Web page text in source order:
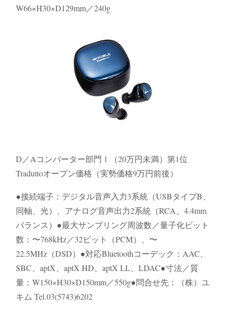
W66×H30×D129mm／240g
D／Aコンバーター部門Ⅰ（20万円未満）第1位
Traduttoオープン価格（実勢価格9万円前後）
●接続端子：デジタル音声入力3系統（USBタイプB、
同軸、光）、アナログ音声出力2系統（RCA、4.4mm
バランス）●最大サンプリング周波数／量子化ビット
数：〜768kHz／32ビット（PCM）、〜
22.5MHz（DSD）●対応Bluetoothコーデック：AAC、
SBC、aptX、aptX HD、aptX LL、LDAC●寸法／質
量：W150×H30×D150mm／550g●問合せ先：（株）ユ
キム Tel.03(5743)6202